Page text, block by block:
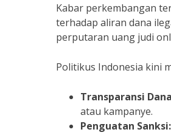
Kabar perkembangan
terhadap aliran dana
perputaran uang judi
Politikus Indonesia kini
Transparansi
atau kampanye.
Penguatan Sanksi: